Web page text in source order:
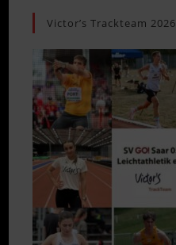
Victor’s Trackteam 2026